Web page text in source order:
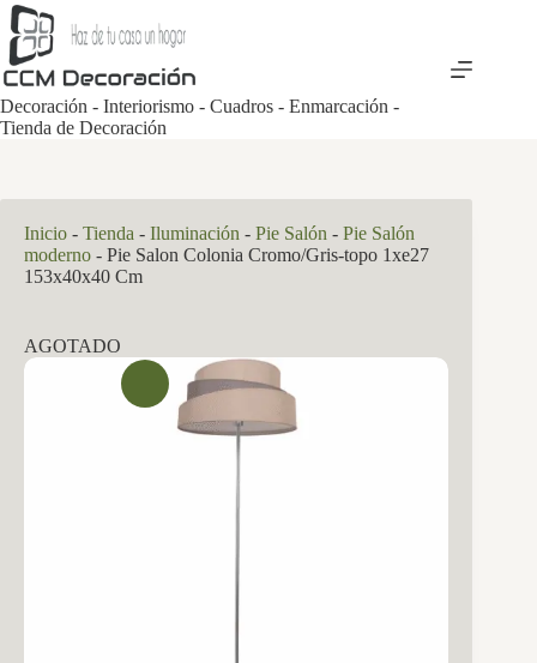
Saltar
al
contenido
Decoración - Interiorismo - Cuadros - Enmarcación -
Tienda de Decoración
Inicio - Tienda - Iluminación - Pie Salón - Pie Salón
moderno - Pie Salon Colonia Cromo/Gris-topo 1xe27
153x40x40 Cm
AGOTADO